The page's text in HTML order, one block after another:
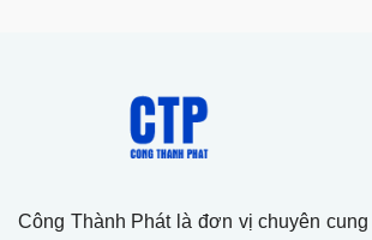
Công Thành Phát là đơn vị chuyên